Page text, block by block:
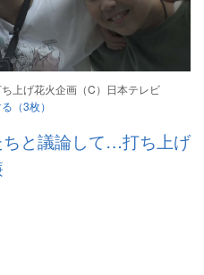
上げ花火企画（C）日本テレビ
（3枚）
ちと議論して…打ち上げ